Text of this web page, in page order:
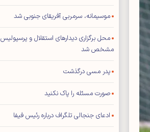
موسیمانه، سرمربی آفریقای جنوبی شد
محل برگزاری دیدار‌های استقلال و پرسپولیس
مشخص شد
پدر مسی درگذشت
صورت مسئله را پاک نکنید
ادعای جنجالی تلگراف درباره رئیس فیفا